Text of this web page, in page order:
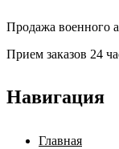
Продажа военного
Прием заказов 24
Навигация
Главная